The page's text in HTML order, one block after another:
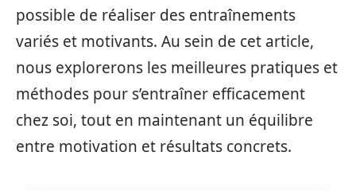
possible de réaliser des entraînements
variés et motivants. Au sein de cet article,
nous explorerons les meilleures pratiques et
méthodes pour s’entraîner efficacement
chez soi, tout en maintenant un équilibre
entre motivation et résultats concrets.